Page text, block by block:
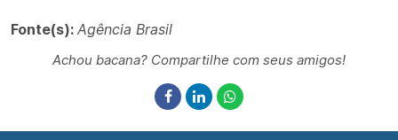
Fonte(s): Agência Brasil
Achou bacana? Compartilhe com seus amigos!